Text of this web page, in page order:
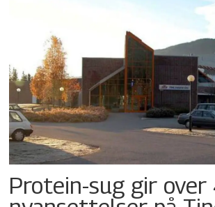
Protein-sug gir over